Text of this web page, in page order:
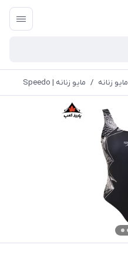
مایو زنانه / مایو زنانه | Speedo